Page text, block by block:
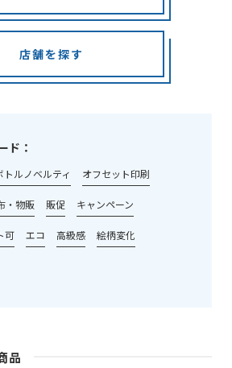
店舗を探す
ド：
ルノベルティ オフセット印刷
・物販 販促 キャンペーン
可 エコ 高級感 絵柄変化
品